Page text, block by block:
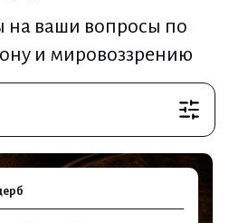
на ваши вопросы по
и мировоззрению